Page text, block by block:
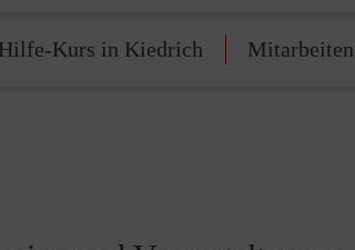
Kurs in Kiedrich Mitarbeiten